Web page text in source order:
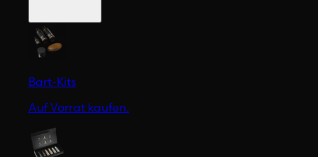
Bart-Kits
Auf Vorrat kaufen.